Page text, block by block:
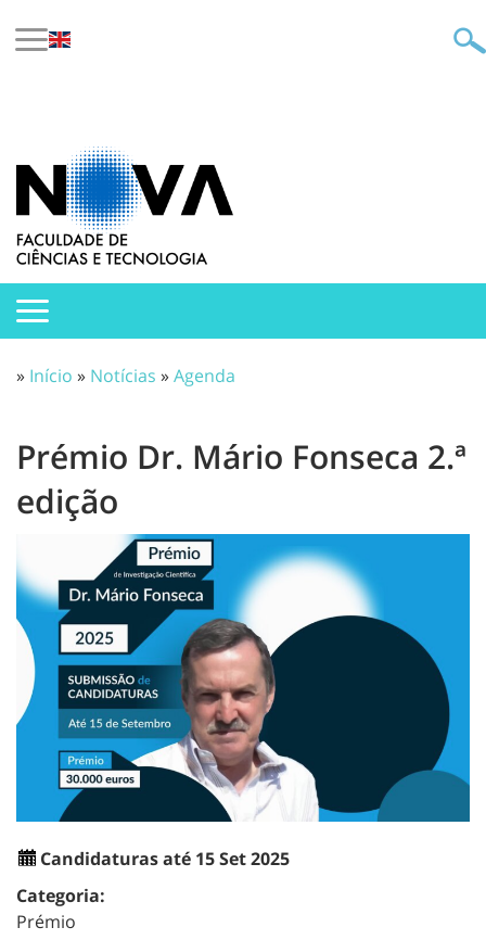
» Início » Notícias »Agenda
Prémio Dr. Mário Fonseca 2.ª
edição
Candidaturas até 15 Set 2025
Categoria:
Prémio